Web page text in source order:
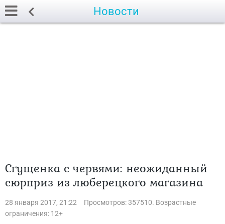
Новости
Сгущенка с червями: неожиданный
сюрприз из люберецкого магазина
28 января 2017, 21:22
Просмотров: 357510. Возрастные
ограничения: 12+